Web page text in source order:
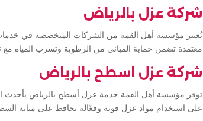
شركة عزل بالرياض
تُعتبر مؤسسة أهل القمة من الشركات المتخصصة في
معتمدة تضمن حماية المباني من الرطوبة وتسرب المياه
شركة عزل اسطح بالرياض
توفر مؤسسة أهل القمة خدمة عزل أسطح بالرياض بأحدث
على استخدام مواد عزل قوية وفعّالة تحافظ على متانة